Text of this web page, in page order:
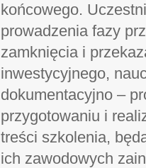
końcowego.
prowadzenia fazy
zamknięcia i
inwestycyjnego,
dokumentacyjno –
przygotowaniu i
treści szkolenia,
ich zawodowych